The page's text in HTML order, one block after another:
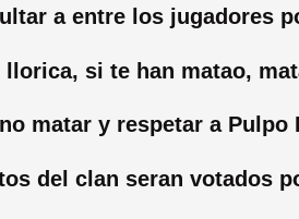
a entre los jugadores
llorica, si te han matao,
matar y respetar a Pulpo
del clan seran votados